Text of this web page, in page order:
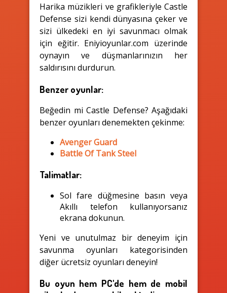
Harika müzikleri ve grafikleriyle Castle
Defense sizi kendi dünyasına çeker ve
sizi ülkedeki en iyi savunmacı olmak
için eğitir. Eniyioyunlar.com üzerinde
oynayın ve düşmanlarınızın her
saldırısını durdurun.
Benzer oyunlar:
Beğedin mi Castle Defense? Aşağıdaki
benzer oyunları denemekten çekinme:
Avenger Guard
Battle Of Tank Steel
Talimatlar:
Sol fare düğmesine basın veya
Akıllı telefon kullanıyorsanız
ekrana dokunun.
Yeni ve unutulmaz bir deneyim için
savunma oyunları kategorisinden
diğer ücretsiz oyunları deneyin!
Bu oyun hem PC'de hem de mobil